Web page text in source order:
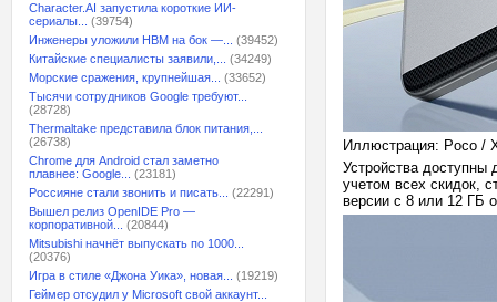
Character.AI запустила короткие ИИ-
сериалы...
(39754)
Инженеры уложили HBM на бок —...
(39452)
Китайские специалисты заявили,...
(34249)
Морские сражения, крупнейшая...
(33652)
Тысячи сотрудников Google требуют...
(28728)
Thermaltake представила блок питания,...
(26738)
Chrome для Android стал заметно
плавнее: Google...
(23181)
Россияне стали звонить и писать...
(22291)
Вышел релиз OpenIDE Pro —
корпоративной...
(20844)
Mitsubishi начнёт выпускать по 1000...
(20376)
Игра в стиле «Джона Уика», новая...
(19219)
Геймер отсудил у Microsoft свой аккаунт...
Иллюстрация: Poco /
Устройства доступны
учетом всех скидок,
версии с 8 или 12 ГБ